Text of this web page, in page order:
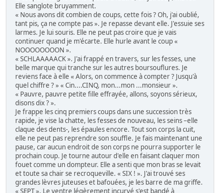
Elle sanglote bruyamment.
« Nous avons dit combien de coups, cette fois ? Oh, j'ai oublié,
tant pis, ça ne compte pas ». Je repasse devant elle. J'essuie ses
larmes. Je lui souris. Elle ne peut pas croire que je vais
continuer quand je m'écarte. Elle hurle avant le coup «
NOOOOOOOON ».
« SCHLAAAAACK ». J'ai frappé en travers, sur les fesses, une
belle marque qui tranche sur les autres boursouflures. Je
reviens face à elle « Alors, on commence à compter ? Jusqu'à
quel chiffre ? » « Cin....CINQ, mon...mon ...monsieur ».
« Pauvre, pauvre petite fille effrayée, allons, soyons sérieux,
disons dix ? ».
Je frappe les cinq premiers coups dans une succession très
rapide, je vise la chatte, les fesses de nouveau, les seins –elle
claque des dents-, les épaules encore. Tout son corps la cuit,
elle ne peut pas reprendre son souffle. Je fais maintenant une
pause, car aucun endroit de son corps ne pourra supporter le
prochain coup. Je tourne autour d'elle en faisant claquer mon
fouet comme un dompteur. Elle a senti que mon bras se levait
et toute sa chair se recroqueville. « SIX ! ». J'ai trouvé ses
grandes lèvres juteuses et bafouées, je les barre de ma griffe.
« SEPT ». Le ventre légèrement incurvé s'est bandé à